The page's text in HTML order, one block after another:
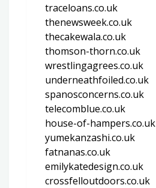
traceloans.co.uk
thenewsweek.co.uk
thecakewala.co.uk
thomson-thorn.co.uk
wrestlingagrees.co.uk
underneathfoiled.co.uk
spanosconcerns.co.uk
telecomblue.co.uk
house-of-hampers.co.uk
yumekanzashi.co.uk
fatnanas.co.uk
emilykatedesign.co.uk
crossfelloutdoors.co.uk